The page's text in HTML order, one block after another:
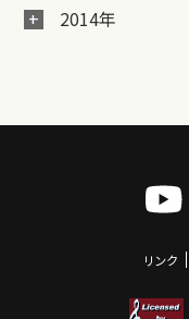
2014年
リンク